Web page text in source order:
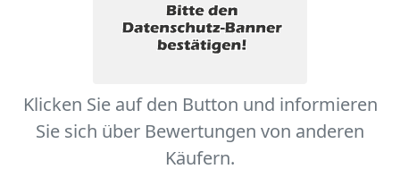
Klicken Sie auf den Button und informieren
Sie sich über Bewertungen von anderen
Käufern.